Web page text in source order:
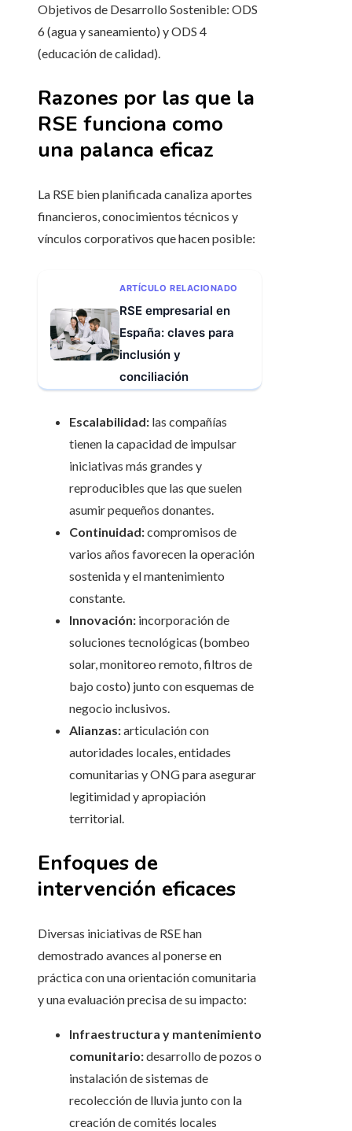
Objetivos de Desarrollo Sostenible: ODS
6 (agua y saneamiento) y ODS 4
(educación de calidad).
Razones por las que la
RSE funciona como
una palanca eficaz
La RSE bien planificada canaliza aportes
financieros, conocimientos técnicos y
vínculos corporativos que hacen posible:
ARTÍCULO RELACIONADO
RSE empresarial en
España: claves para
inclusión y
conciliación
Escalabilidad: las compañías
tienen la capacidad de impulsar
iniciativas más grandes y
reproducibles que las que suelen
asumir pequeños donantes.
Continuidad:compromisos de
varios años favorecen la operación
sostenida y el mantenimiento
constante.
Innovación: incorporación de
soluciones tecnológicas (bombeo
solar, monitoreo remoto, filtros de
bajo costo) junto con esquemas de
negocio inclusivos.
Alianzas:articulación con
autoridades locales, entidades
comunitarias y ONG para asegurar
legitimidad y apropiación
territorial.
Enfoques de
intervención eficaces
Diversas iniciativas de RSE han
demostrado avances al ponerse en
práctica con una orientación comunitaria
y una evaluación precisa de su impacto:
Infraestructura y mantenimiento
comunitario:desarrollo de pozos o
instalación de sistemas de
recolección de lluvia junto con la
creación de comités locales